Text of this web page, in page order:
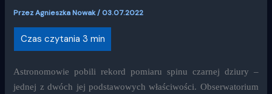
PrzezAgnieszka Nowak/03.07.2022
Astronomowie pobili rekord pomiaru spinu czarnej dziury –
jednej z dwóch jej podstawowych właściwości. Obserwatorium